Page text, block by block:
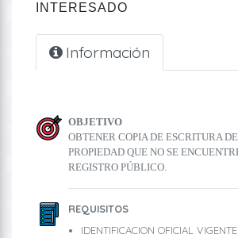
INTERESADO
Información
OBJETIVO
OBTENER COPIA DE ESCRITURA
PROPIEDAD QUE NO SE
REGISTRO PÚBLICO.
REQUISITOS
IDENTIFICACION OFICIAL